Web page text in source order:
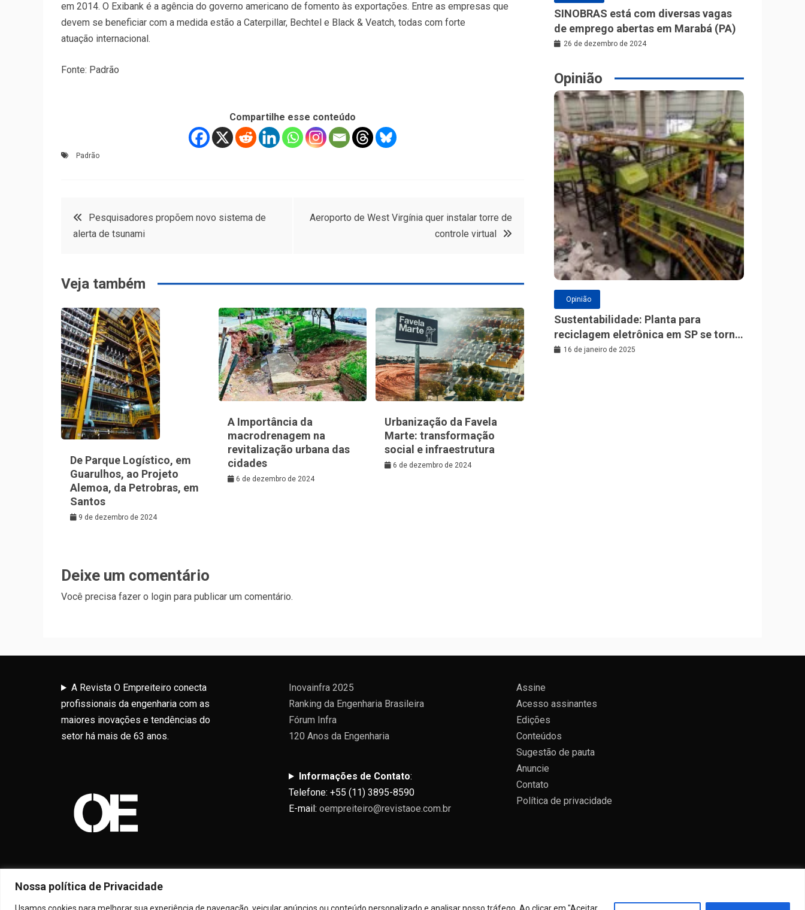
Nossa política de Privacidade
Usamos cookies para melhorar sua experiência de navegação, veicular anúncios ou conteúdo personalizado e analisar nosso tráfego. Ao clicar em "Aceitar
em 2014. O Exibank é a agência do governo americano de fomento às exportações. Entre as empresas que
devem se beneficiar com a medida estão a Caterpillar, Bechtel e Black & Veatch, todas com forte
atuação internacional.
Fonte: Padrão
Compartilhe esse conteúdo
Padrão
Navegação
Post
Pesquisadores propõem novo sistema de
alerta de tsunami
Aeroporto de West Virgínia quer instalar torre de
controle virtual
Veja também
De Parque Logístico, em
Guarulhos, ao Projeto
Alemoa, da Petrobras, em
Santos
9 de dezembro de 2024
A Importância da
macrodrenagem na
revitalização urbana das
cidades
6 de dezembro de 2024
Urbanização da Favela
Marte: transformação
social e infraestrutura
6 de dezembro de 2024
Deixe um comentário
Você precisa fazer o login para publicar um comentário.
SINOBRAS está com diversas vagas
de emprego abertas em Marabá (PA)
26 de dezembro de 2024
Opinião
Opinião
Sustentabilidade: Planta para
reciclagem eletrônica em SP se torna
a maior da América Latina
16 de janeiro de 2025
A Revista O Empreiteiro conecta
profissionais da engenharia com as
maiores inovações e tendências do
setor há mais de 63 anos.
Inovainfra 2025
Ranking da Engenharia Brasileira
Fórum Infra
120 Anos da Engenharia
Informações de Contato:
Telefone: +55 (11) 3895-8590
E-mail: oempreiteiro@revistaoe.com.br
Assine
Acesso assinantes
Edições
Conteúdos
Sugestão de pauta
Anuncie
Contato
Política de privacidade